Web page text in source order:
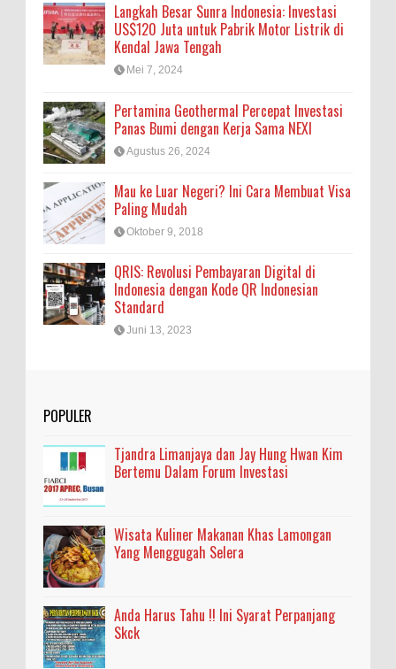
Langkah Besar Sunra Indonesia: Investasi
US$120 Juta untuk Pabrik Motor Listrik di
Kendal Jawa Tengah
Mei 7, 2024
Pertamina Geothermal Percepat Investasi
Panas Bumi dengan Kerja Sama NEXI
Agustus 26, 2024
Mau ke Luar Negeri? Ini Cara Membuat Visa
Paling Mudah
Oktober 9, 2018
QRIS: Revolusi Pembayaran Digital di
Indonesia dengan Kode QR Indonesian
Standard
Juni 13, 2023
POPULER
Tjandra Limanjaya dan Jay Hung Hwan Kim
Bertemu Dalam Forum Investasi
Wisata Kuliner Makanan Khas Lamongan
Yang Menggugah Selera
Anda Harus Tahu !! Ini Syarat Perpanjang
Skck